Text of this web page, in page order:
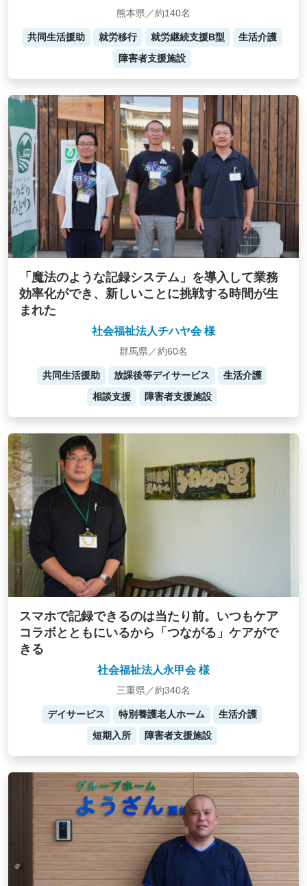
熊本県／約140名
共同生活援助 就労移行 就労継続支援B型
生活介護
障害者支援施設
「魔法のような記録システム」を導入して業務
効率化ができ、新しいことに挑戦する時間が生
まれた
社会福祉法人チハヤ会 様
群馬県／約60名
共同生活援助 放課後等デイサービス
生活介護
相談支援
障害者支援施設
スマホで記録できるのは当たり前。いつもケア
コラボとともにいるから「つながる」ケアがで
きる
社会福祉法人永甲会 様
三重県／約340名
デイサービス 特別養護老人ホーム
生活介護
短期入所
障害者支援施設